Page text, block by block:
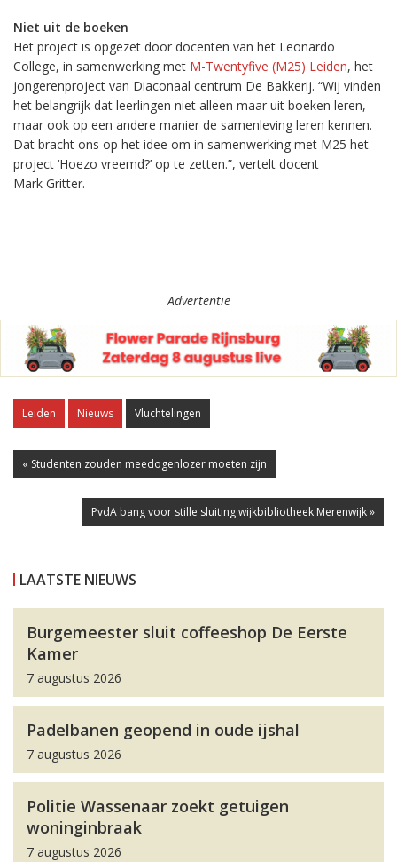
Niet uit de boeken
Het project is opgezet door docenten van het Leonardo
College, in samenwerking met M-Twentyfive (M25) Leiden, het
jongerenproject van Diaconaal centrum De Bakkerij. “Wij vinden
het belangrijk dat leerlingen niet alleen maar uit boeken leren,
maar ook op een andere manier de samenleving leren kennen.
Dat bracht ons op het idee om in samenwerking met M25 het
project ‘Hoezo vreemd?’ op te zetten.”, vertelt docent
Mark Gritter.
Advertentie
Leiden Nieuws Vluchtelingen
« Studenten zouden meedogenlozer moeten zijn
PvdA bang voor stille sluiting wijkbibliotheek Merenwijk »
LAATSTE NIEUWS
Burgemeester sluit coffeeshop De Eerste
Kamer
7 augustus 2026
Padelbanen geopend in oude ijshal
7 augustus 2026
Politie Wassenaar zoekt getuigen
woninginbraak
7 augustus 2026